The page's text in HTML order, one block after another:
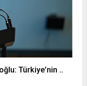
Türkiye’nin ..